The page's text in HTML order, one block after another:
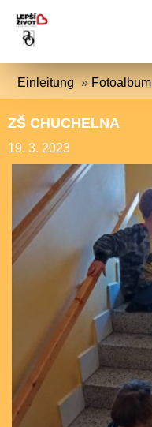
Einleitung » Fotoalbum
ZŠ CHUCHELNA
19. 3. 2023